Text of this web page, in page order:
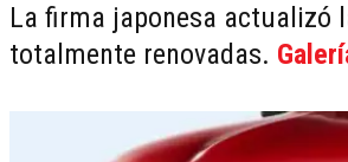
La firma japonesa actualizó
totalmente renovadas.